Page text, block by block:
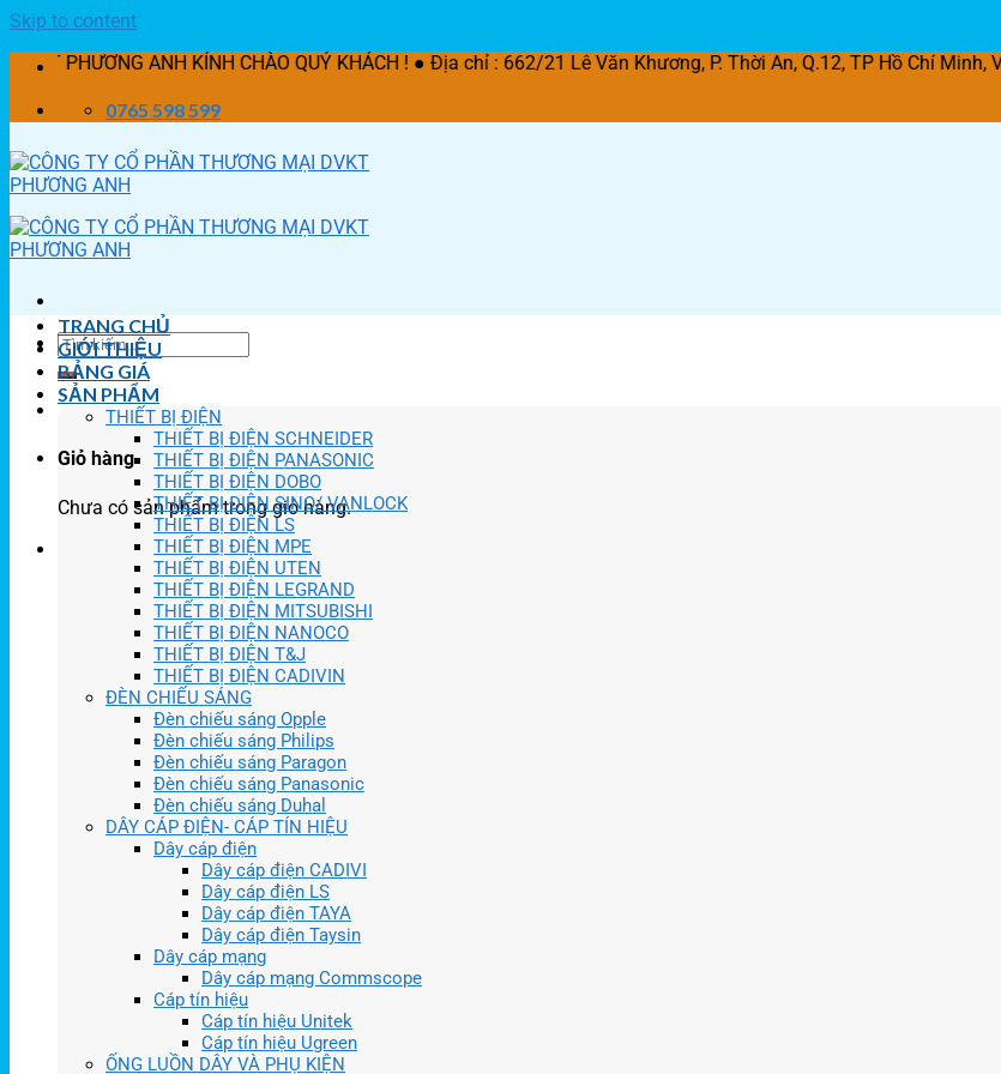
Skip to content
ANH KÍNH CHÀO QUÝ KHÁCH ! ● Địa chỉ : 662/21 Lê Văn Khương, P. Thời An, Q.12, TP Hồ Chí Minh, Việt Nam
0765 598 599
Giỏ hàng
Chưa có sản phẩm trong giỏ hàng.
TRANG CHỦ
GIỚI THIỆU
BẢNG GIÁ
SẢN PHẨM
THIẾT BỊ ĐIỆN
THIẾT BỊ ĐIỆN SCHNEIDER
THIẾT BỊ ĐIỆN PANASONIC
THIẾT BỊ ĐIỆN DOBO
THIẾT BỊ ĐIỆN SINO/ VANLOCK
THIẾT BỊ ĐIỆN LS
THIẾT BỊ ĐIỆN MPE
THIẾT BỊ ĐIỆN UTEN
THIẾT BỊ ĐIỆN LEGRAND
THIẾT BỊ ĐIỆN MITSUBISHI
THIẾT BỊ ĐIỆN NANOCO
THIẾT BỊ ĐIỆN T&J
THIẾT BỊ ĐIỆN CADIVIN
ĐÈN CHIẾU SÁNG
Đèn chiếu sáng Opple
Đèn chiếu sáng Philips
Đèn chiếu sáng Paragon
Đèn chiếu sáng Panasonic
Đèn chiếu sáng Duhal
DÂY CÁP ĐIỆN- CÁP TÍN HIỆU
Dây cáp điện
Dây cáp điện CADIVI
Dây cáp điện LS
Dây cáp điện TAYA
Dây cáp điện Taysin
Dây cáp mạng
Dây cáp mạng Commscope
Cáp tín hiệu
Cáp tín hiệu Unitek
Cáp tín hiệu Ugreen
ỐNG LUỒN DÂY VÀ PHỤ KIỆN